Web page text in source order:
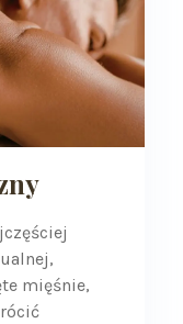
mięśnie,